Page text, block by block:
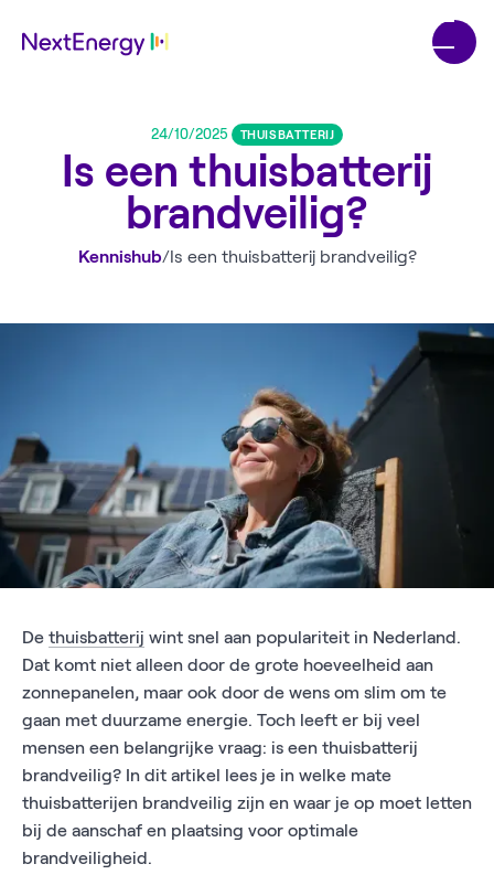
24/10/2025 THUISBATTERIJ
Is een thuisbatterij
brandveilig?
Kennishub/Is een thuisbatterij brandveilig?
De thuisbatterij wint snel aan populariteit in Nederland.
Dat komt niet alleen door de grote hoeveelheid aan
zonnepanelen, maar ook door de wens om slim om te
gaan met duurzame energie. Toch leeft er bij veel
mensen een belangrijke vraag: is een thuisbatterij
brandveilig? In dit artikel lees je in welke mate
thuisbatterijen brandveilig zijn en waar je op moet letten
bij de aanschaf en plaatsing voor optimale
brandveiligheid.